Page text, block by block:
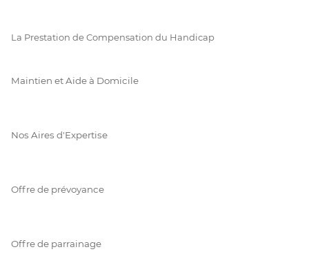
La Prestation de Compensation du Handicap
Maintien et Aide à Domicile
Nos Aires d'Expertise
Offre de prévoyance
Offre de parrainage